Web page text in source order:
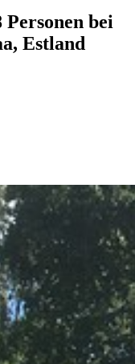
Personen bei
Estland